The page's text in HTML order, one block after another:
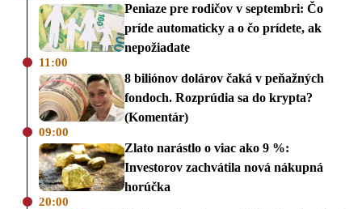
Peniaze pre rodičov v septembri: Čo
príde automaticky a o čo prídete, ak
nepožiadate
11:00
8 biliónov dolárov čaká v peňažných
fondoch. Rozprúdia sa do krypta?
(Komentár)
09:00
Zlato narástlo o viac ako 9 %:
Investorov zachvátila nová nákupná
horúčka
20:00